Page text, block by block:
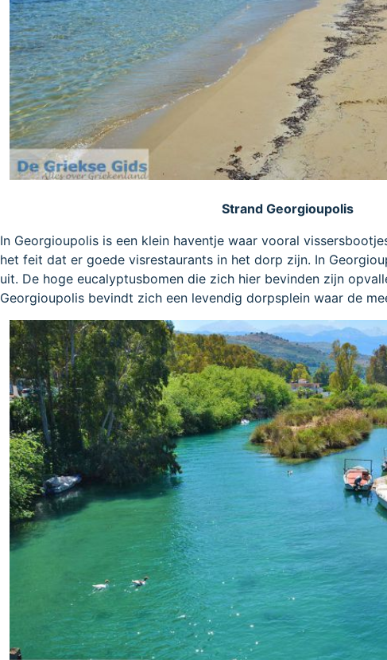
Strand Georgioupolis
In Georgioupolis is een klein haventje waar vooral
het feit dat er goede visrestaurants in het dorp zijn. In
uit. De hoge eucalyptusbomen die zich hier bevinden zijn
Georgioupolis bevindt zich een levendig dorpsplein waar de